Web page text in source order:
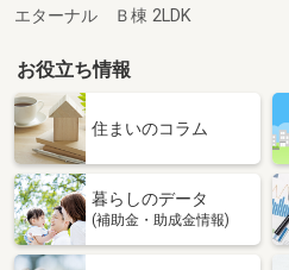
エターナル Ｂ棟 2LDK
お役立ち情報
住まいのコラム
暮らしのデータ
(補助金・助成金情報)